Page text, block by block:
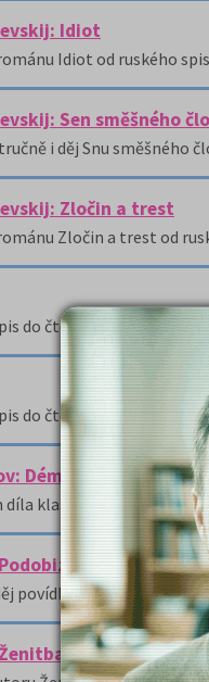
Idiot
Idiot od ruského
Sen směšného
i děj Snu směšného
Zločin a trest
Zločin a trest od
do čtenářského deníku
do čtenářského deníku
Démon
díla klasické ruské
povídky Podobizna od